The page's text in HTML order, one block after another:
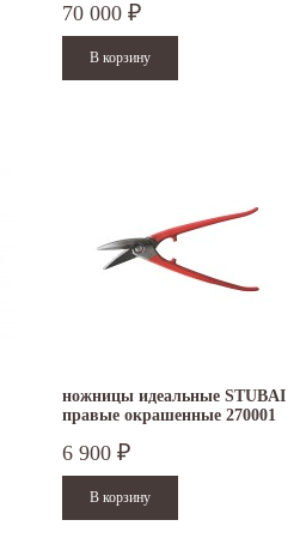
70 000 ₽
ножницы идеальные STUBAI
правые окрашенные 270001
6 900 ₽